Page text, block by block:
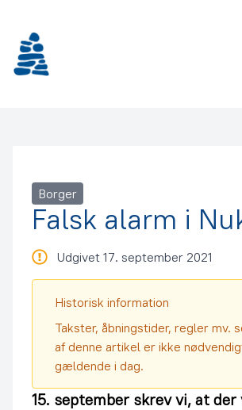
indhold
Borger
Falsk alarm i
Udgivet 17. september 2021
Historisk information
Takster, åbningstider, regler mv.
af denne artikel er ikke
gældende i dag.
15. september skrev vi, at der